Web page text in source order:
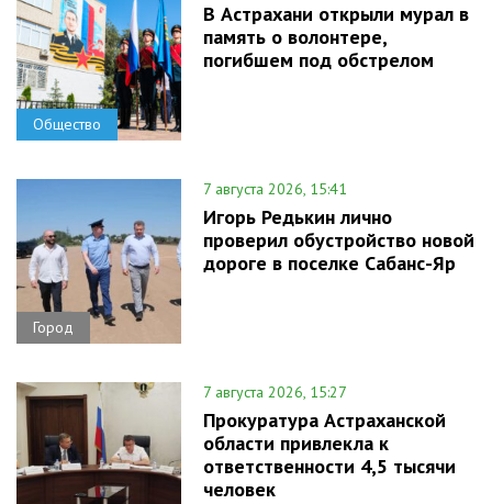
Общество
В Астрахани открыли мурал в
память о волонтере,
погибшем под обстрелом
Город
7 августа 2026, 15:41
Игорь Редькин лично
проверил обустройство новой
дороге в поселке Сабанс-Яр
7 августа 2026, 15:27
Прокуратура Астраханской
области привлекла к
ответственности 4,5 тысячи
человек